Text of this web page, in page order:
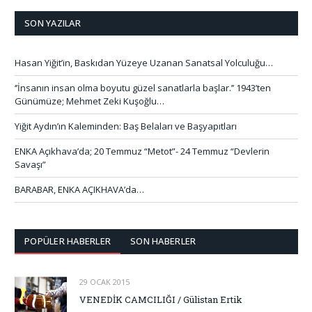
SON YAZILAR
Hasan Yiğit’in, Baskıdan Yüzeye Uzanan Sanatsal Yolculuğu…
‘’İnsanın insan olma boyutu güzel sanatlarla başlar.’’ 1943’ten
Günümüze; Mehmet Zeki Kuşoğlu…
Yiğit Aydın’ın Kaleminden: Baş Belaları ve Başyapıtları
ENKA Açıkhava’da; 20 Temmuz “Metot”- 24 Temmuz “Devlerin
Savaşı”
BARABAR, ENKA AÇIKHAVA’da…
POPÜLER HABERLER SON HABERLER
29 OCAK 2015
VENEDİK CAMCILIĞI / Gülistan Ertik